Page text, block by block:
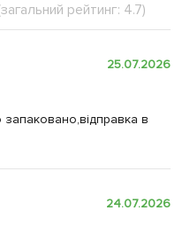
рейтинг: 4.7)
25.07.2026
в
24.07.2026